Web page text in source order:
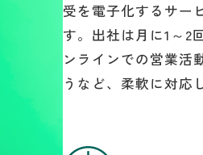
受を電子化するサー
す。出社は月に1～2
ンラインでの営業活
うなど、柔軟に対応